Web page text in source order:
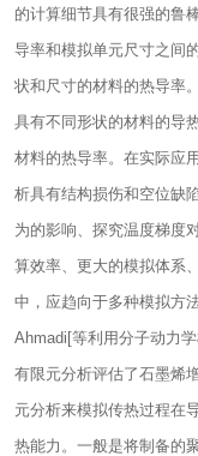
的计算细节具有很强的鲁
导率和模拟单元尺寸之间
状和尺寸的材料的热导率
具有不同形状的材料的导
材料的热导率。在实际应
析具有结构损伤和空位缺
为的影响、探究温度梯度
算效率、更大的模拟体系
中，应趋向于多种模拟方
Ahmadi[等利用分子动力
有限元分析评估了石墨烯
元分析来模拟传热过程在
热能力。一般是将制备的